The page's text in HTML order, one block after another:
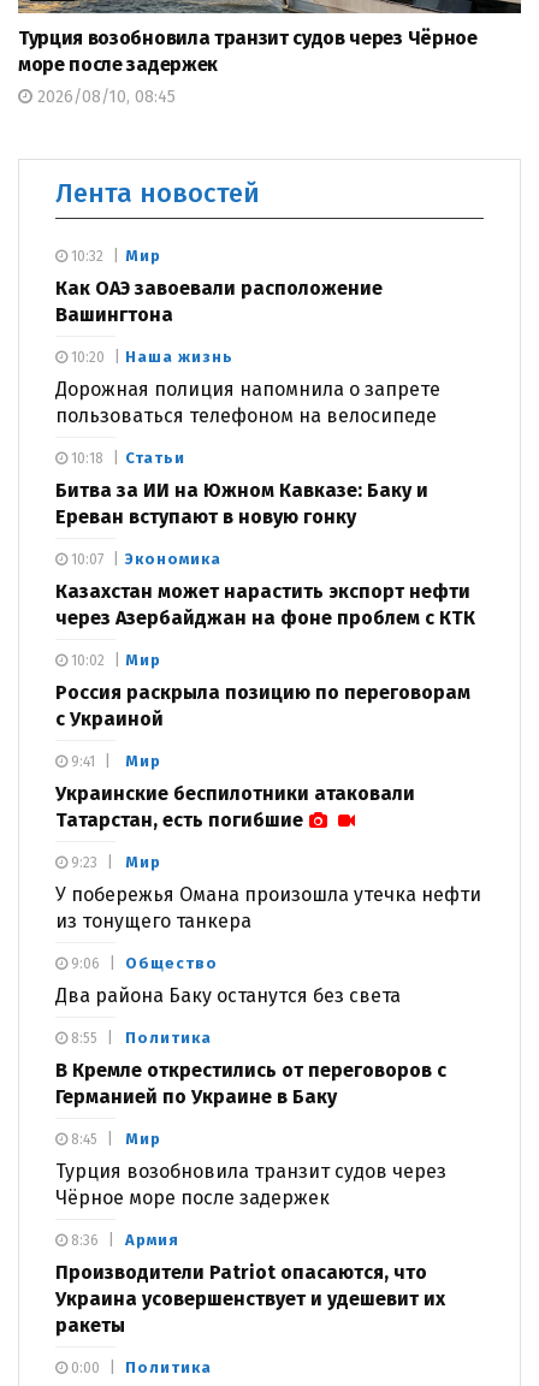
Турция возобновила транзит судов через Чёрное
море после задержек
2026/08/10, 08:45
Лента новостей
Мир
Как ОАЭ завоевали расположение
Вашингтона
10:32
Наша жизнь
Дорожная полиция напомнила о запрете
пользоваться телефоном на велосипеде
10:20
Статьи
Битва за ИИ на Южном Кавказе: Баку и
Ереван вступают в новую гонку
10:18
Экономика
Казахстан может нарастить экспорт нефти
через Азербайджан на фоне проблем с КТК
10:07
Мир
Россия раскрыла позицию по переговорам
с Украиной
10:02
Мир
Украинские беспилотники атаковали
Татарстан, есть погибшие
9:41
Мир
У побережья Омана произошла утечка нефти
из тонущего танкера
9:23
Общество
Два района Баку останутся без света
9:06
Политика
В Кремле открестились от переговоров с
Германией по Украине в Баку
8:55
Мир
Турция возобновила транзит судов через
Чёрное море после задержек
8:45
Армия
Производители Patriot опасаются, что
Украина усовершенствует и удешевит их
ракеты
8:36
Политика
0:00